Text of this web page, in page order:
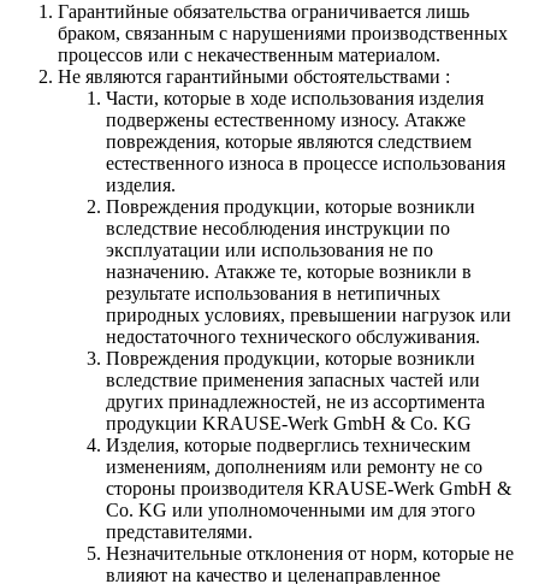
Гарантийные обязательства ограничивается лишь
браком, связанным с нарушениями производственных
процессов или с некачественным материалом.
Не являются гарантийными обстоятельствами :
Части, которые в ходе использования изделия
подвержены естественному износу. Атакже
повреждения, которые являются следствием
естественного износа в процессе использования
изделия.
Повреждения продукции, которые возникли
вследствие несоблюдения инструкции по
эксплуатации или использования не по
назначению. Атакже те, которые возникли в
результате использования в нетипичных
природных условиях, превышении нагрузок или
недостаточного технического обслуживания.
Повреждения продукции, которые возникли
вследствие применения запасных частей или
других принадлежностей, не из ассортимента
продукции KRAUSE-Werk GmbH & Со. KG
Изделия, которые подверглись техническим
изменениям, дополнениям или ремонту не со
стороны производителя KRAUSE-Werk GmbH &
Со. KG или уполномоченными им для этого
представителями.
Незначительные отклонения от норм, которые не
влияют на качество и целенаправленное